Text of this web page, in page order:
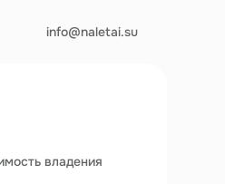
info@naletai.su
владения